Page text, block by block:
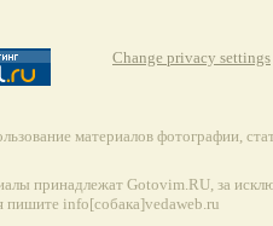
Change privacy settings
материалов фотографии,
принадлежат Gotovim.RU, за
пишите info[собака]vedaweb.ru